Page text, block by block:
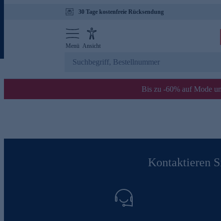
30 Tage kostenfreie Rücksendung
Menü Ansicht
Bis zu -60% auf Mode
Kontaktieren